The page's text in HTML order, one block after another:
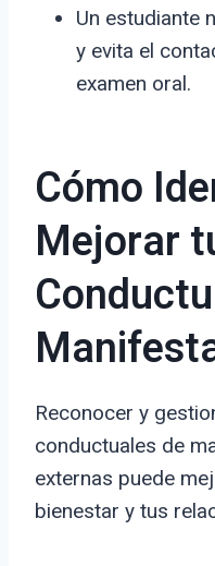
Un estudiante
y evita el
examen oral.
Cómo
Mejorar
Reconocer y
conductuales de
externas puede
bienestar y tus